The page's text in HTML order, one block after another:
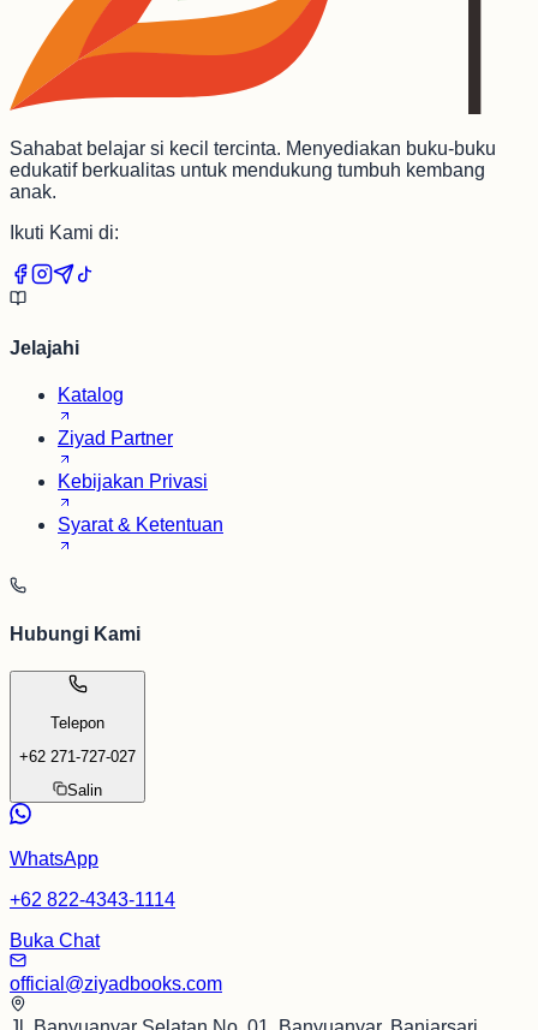
Sahabat belajar si kecil tercinta. Menyediakan buku-buku
edukatif berkualitas untuk mendukung tumbuh kembang
anak.
Ikuti Kami di:
Jelajahi
Katalog
Ziyad Partner
Kebijakan Privasi
Syarat & Ketentuan
Hubungi Kami
Telepon
+62 271-727-027
Salin
WhatsApp
+62 822-4343-1114
Buka Chat
official@ziyadbooks.com